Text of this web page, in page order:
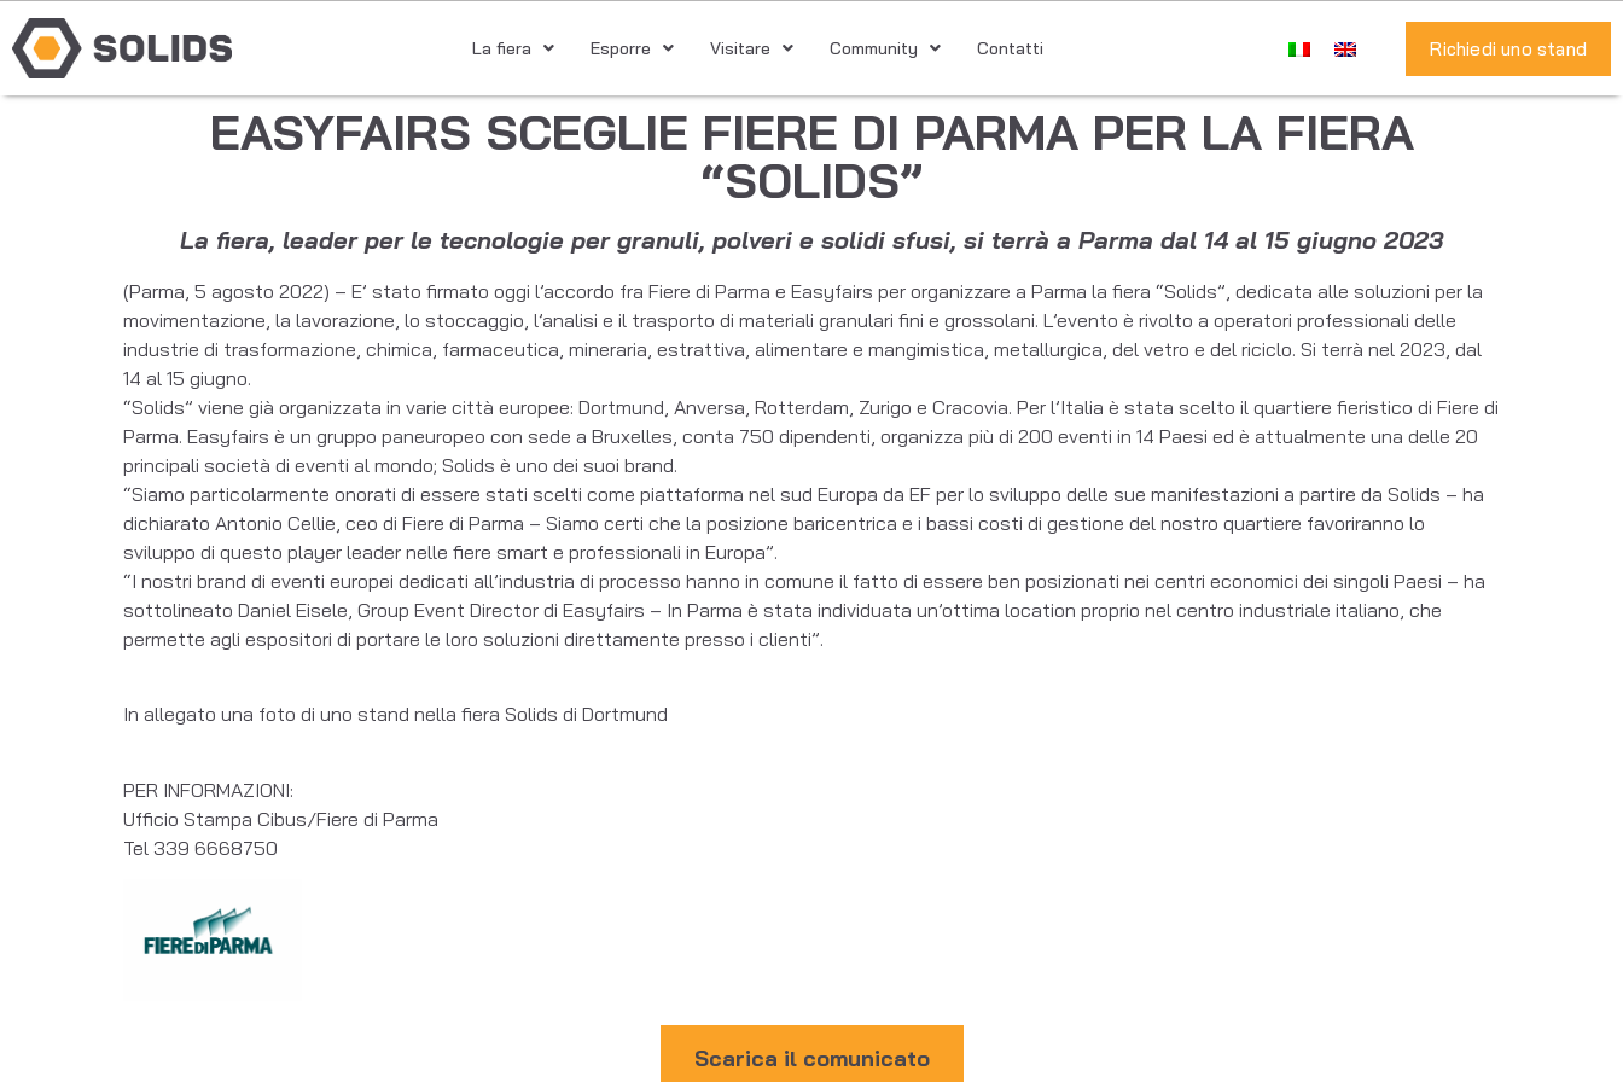
La fiera Esporre Visitare Community Contatti Richiedi uno stand
EASYFAIRS SCEGLIE FIERE DI PARMA PER LA FIERA
“SOLIDS”
La fiera, leader per le tecnologie per granuli, polveri e solidi sfusi, si terrà a Parma dal 14 al 15 giugno 2023
(Parma, 5 agosto 2022) – E’ stato firmato oggi l’accordo fra Fiere di Parma e Easyfairs per organizzare a Parma la fiera “Solids”, dedicata alle soluzioni per la
movimentazione, la lavorazione, lo stoccaggio, l’analisi e il trasporto di materiali granulari fini e grossolani. L’evento è rivolto a operatori professionali delle
industrie di trasformazione, chimica, farmaceutica, mineraria, estrattiva, alimentare e mangimistica, metallurgica, del vetro e del riciclo. Si terrà nel 2023, dal
14 al 15 giugno.
“Solids” viene già organizzata in varie città europee: Dortmund, Anversa, Rotterdam, Zurigo e Cracovia. Per l’Italia è stata scelto il quartiere fieristico di Fiere di
Parma. Easyfairs è un gruppo paneuropeo con sede a Bruxelles, conta 750 dipendenti, organizza più di 200 eventi in 14 Paesi ed è attualmente una delle 20
principali società di eventi al mondo; Solids è uno dei suoi brand.
“Siamo particolarmente onorati di essere stati scelti come piattaforma nel sud Europa da EF per lo sviluppo delle sue manifestazioni a partire da Solids – ha
dichiarato Antonio Cellie, ceo di Fiere di Parma – Siamo certi che la posizione baricentrica e i bassi costi di gestione del nostro quartiere favoriranno lo
sviluppo di questo player leader nelle fiere smart e professionali in Europa”.
“I nostri brand di eventi europei dedicati all’industria di processo hanno in comune il fatto di essere ben posizionati nei centri economici dei singoli Paesi – ha
sottolineato Daniel Eisele, Group Event Director di Easyfairs – In Parma è stata individuata un’ottima location proprio nel centro industriale italiano, che
permette agli espositori di portare le loro soluzioni direttamente presso i clienti”.
In allegato una foto di uno stand nella fiera Solids di Dortmund
PER INFORMAZIONI:
Ufficio Stampa Cibus/Fiere di Parma
Tel 339 6668750
Scarica il comunicato